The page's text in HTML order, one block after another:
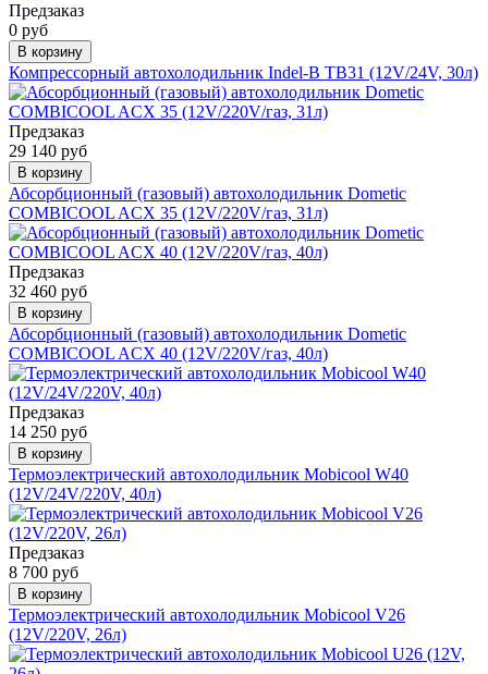
Предзаказ
0 руб
В корзину
Компрессорный автохолодильник Indel-B TB31 (12V/24V, 30л)
Предзаказ
29 140 руб
В корзину
Абсорбционный (газовый) автохолодильник Dometic
COMBICOOL ACX 35 (12V/220V/газ, 31л)
Предзаказ
32 460 руб
В корзину
Абсорбционный (газовый) автохолодильник Dometic
COMBICOOL ACX 40 (12V/220V/газ, 40л)
Предзаказ
14 250 руб
В корзину
Термоэлектрический автохолодильник Mobicool W40
(12V/24V/220V, 40л)
Предзаказ
8 700 руб
В корзину
Термоэлектрический автохолодильник Mobicool V26
(12V/220V, 26л)